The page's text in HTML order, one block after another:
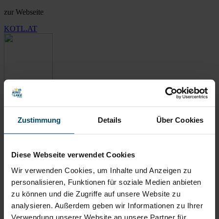
Zustimmung Details Über Cookies
Diese Webseite verwendet Cookies
Wir verwenden Cookies, um Inhalte und Anzeigen zu
personalisieren, Funktionen für soziale Medien anbieten
zu können und die Zugriffe auf unsere Website zu
analysieren. Außerdem geben wir Informationen zu Ihrer
Verwendung unserer Website an unsere Partner für
zur Webseite
KOTL.AT
Kann ich meinen Startplatz weitergeben?
Teilnehmer mit einem gültigen Startplatz können diesen im
der diesjährigen Veranstaltung übertragen. Für die Übertragung fällt
eine Bearbeitungsgebühr von 35,00 € an. Aus organisatorischen
Gründen ist eine Übertragung ausschließlich innerhalb des
festgelegten (siehe Ausschreibung) Zeitraums möglich.
QUICKLINKS: